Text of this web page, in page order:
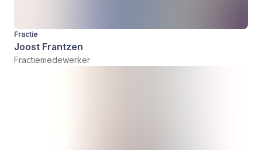
Fractie
Joost Frantzen
Fractiemedewerker